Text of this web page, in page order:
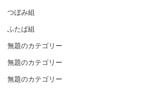
つぼみ組
ふたば組
無題のカテゴリー
無題のカテゴリー
無題のカテゴリー